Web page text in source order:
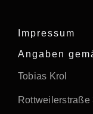
Impressum
Angaben
Tobias Krol
Rottweilerstraße